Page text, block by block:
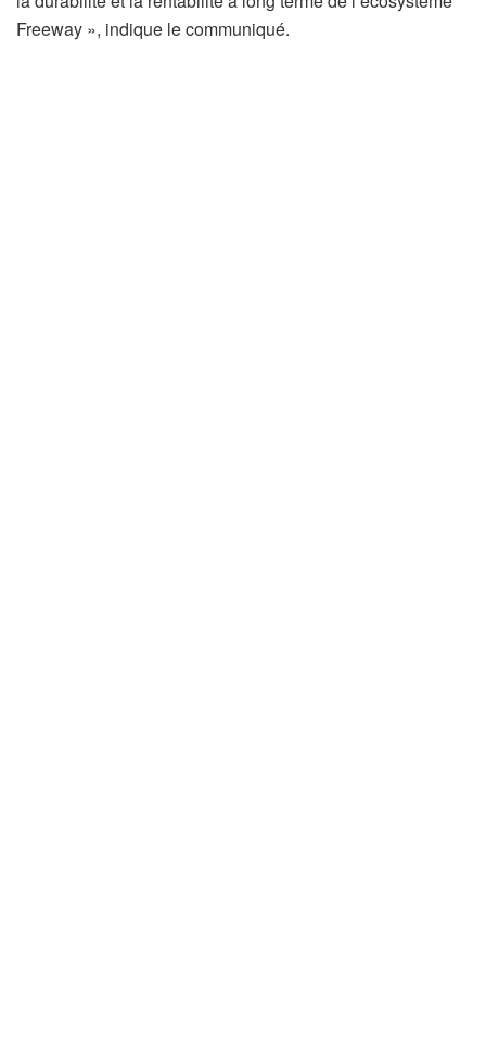
Freeway », indique le communiqué.